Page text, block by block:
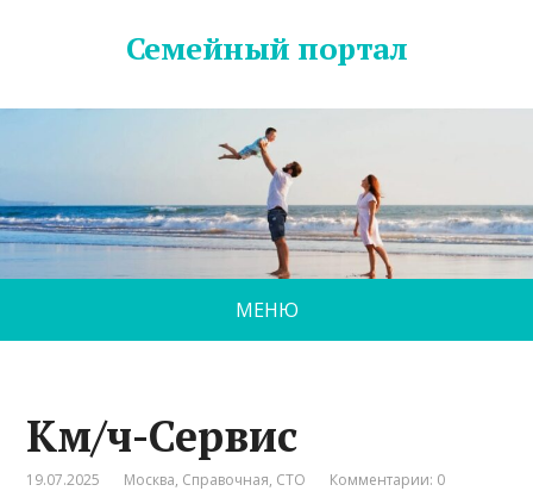
Семейный портал
МЕНЮ
Км/ч-Сервис
19.07.2025 Москва, Справочная, СТО Комментарии: 0